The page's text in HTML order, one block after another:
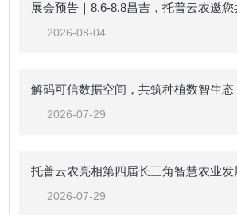
2026-08-04
2026-07-29
托普云农亮相第四届长三角智慧农业发
2026-07-29